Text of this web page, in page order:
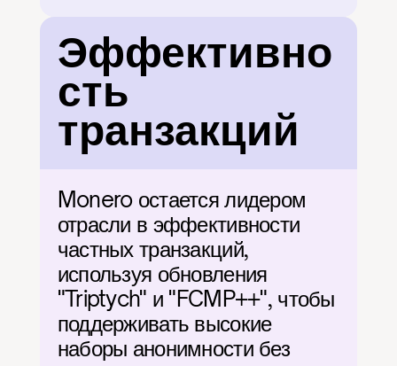
Эффективно
сть
транзакций
Monero остается лидером
отрасли в эффективности
частных транзакций,
используя обновления
"Triptych" и "FCMP++", чтобы
поддерживать высокие
наборы анонимности без